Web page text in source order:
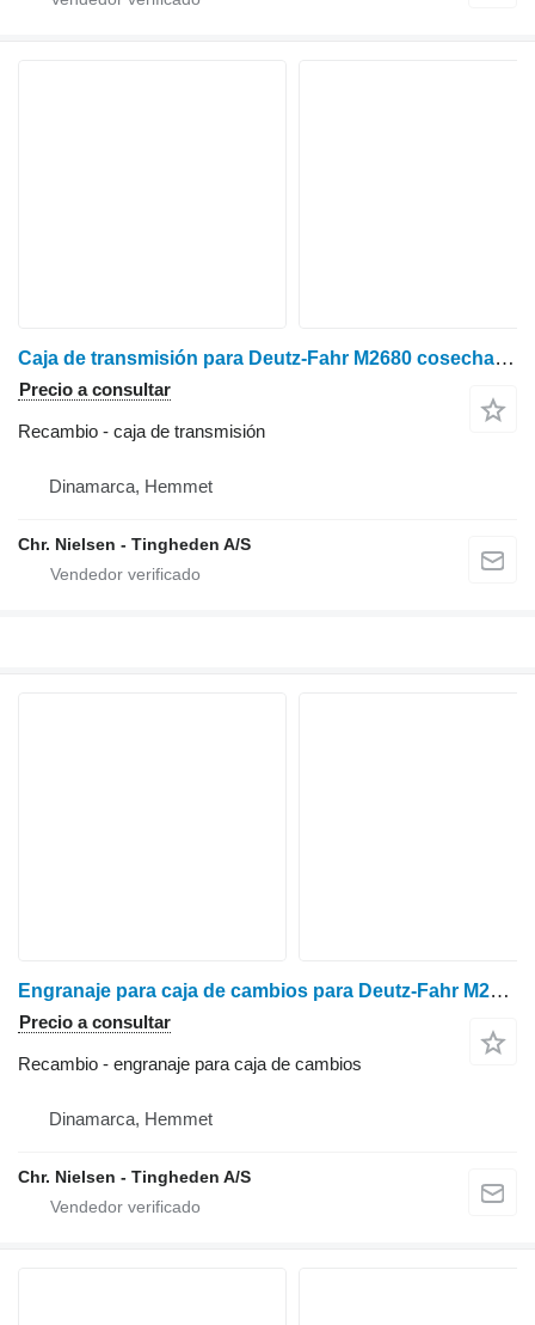
Caja de transmisión para Deutz-Fahr M2680 cosechadora de cereales
Precio a consultar
Recambio - caja de transmisión
Dinamarca, Hemmet
Chr. Nielsen - Tingheden A/S
Engranaje para caja de cambios para Deutz-Fahr M2680 cosechadora de cereales
Precio a consultar
Recambio - engranaje para caja de cambios
Dinamarca, Hemmet
Chr. Nielsen - Tingheden A/S